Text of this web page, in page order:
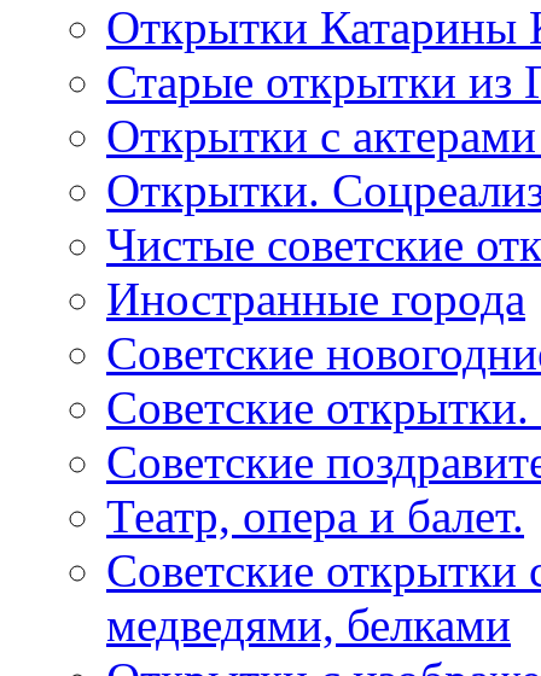
Открытки
Старые открытки из
Открытки с
Открытки.
Чистые советские
Иностранные города
Советские
Советские
Советские
Театр, опера и балет.
Советские открытки
медведями, белками